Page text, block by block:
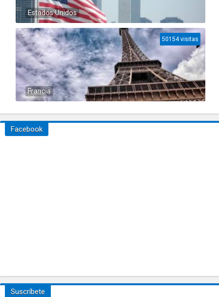
Estados Unidos
Francia
50154 visitas
Facebook
Suscríbete